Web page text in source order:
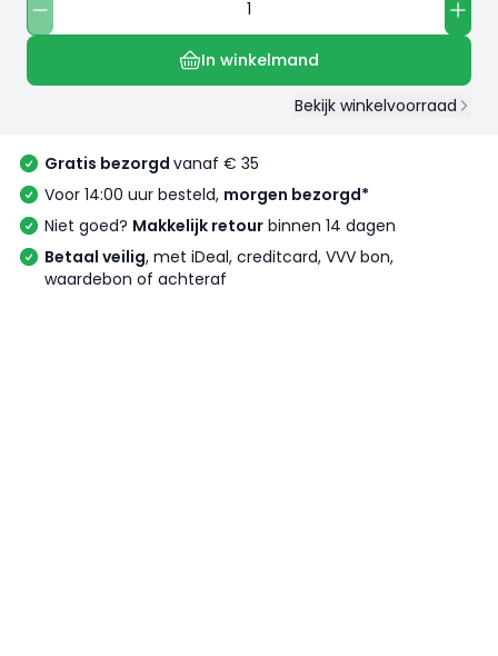
In winkelmand
Bekijk winkelvoorraad
Gratis bezorgd vanaf € 35
Voor 14:00 uur besteld, morgen bezorgd*
Niet goed? Makkelijk retour binnen 14 dagen
Betaal veilig, met iDeal, creditcard, VVV bon,
waardebon of achteraf